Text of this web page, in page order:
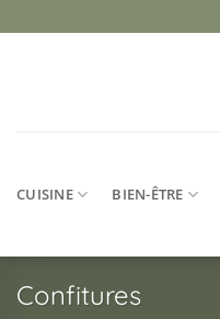
au
CUISINE BIEN-ÊTRE
Confitures